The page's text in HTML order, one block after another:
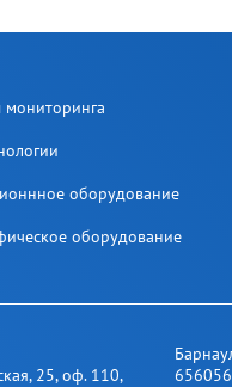
мониторинга
оборудование
оборудование
25​, оф. 110,
656056